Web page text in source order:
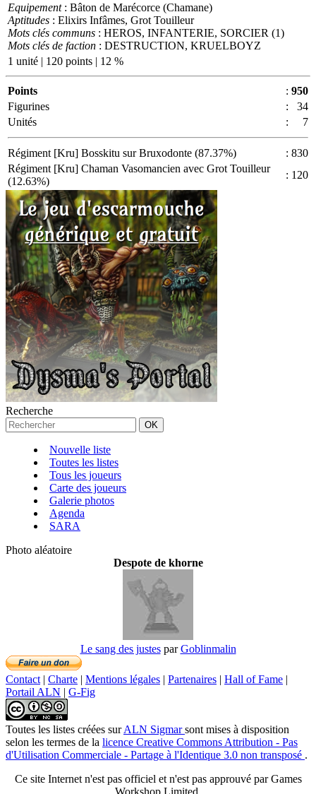
Equipement: Bâton de Marécorce (Chamane)
Aptitudes : Elixirs Infâmes, Grot Touilleur
Mots clés communs : HEROS, INFANTERIE, SORCIER (1)
Mots clés de faction : DESTRUCTION, KRUELBOYZ
1 unité | 120 points | 12 %
Points : 950
Figurines
:
34
Unités
: 7
Régiment [Kru] Bosskitu sur Bruxodonte (87.37%) : 830
Régiment [Kru] Chaman Vasomancien avec Grot Touilleur
(12.63%)
: 120
Recherche
Nouvelle liste
Toutes les listes
Tous les joueurs
Carte des joueurs
Galerie photos
Agenda
SARA
Photo aléatoire
Despote de khorne
Le sang des justesparGoblinmalin
Contact | Charte | Mentions légales | Partenaires | Hall of Fame |
Portail ALN | G-Fig
Toutes les listes créées surALN Sigmarsont mises à disposition
selon les termes de la licence Creative Commons Attribution - Pas
d'Utilisation Commerciale - Partage à l'Identique 3.0 non transposé .
Ce site Internet n'est pas officiel et n'est pas approuvé par Games
Workshop Limited.